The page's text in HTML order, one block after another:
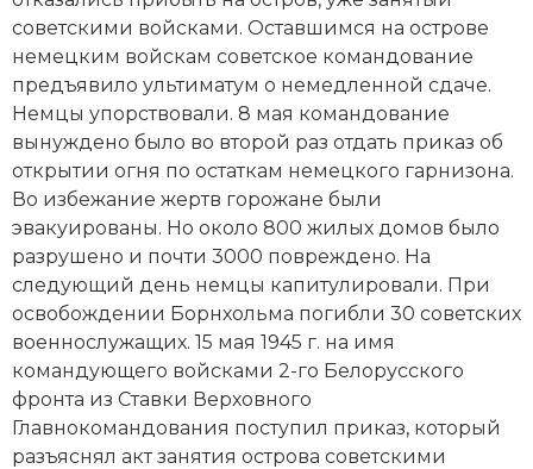
советскими войсками. Оставшимся на острове
немецким войскам советское командование
предъявило ультиматум о немедленной сдаче.
Немцы упорствовали. 8 мая командование
вынуждено было во второй раз отдать приказ об
открытии огня по остаткам немецкого гарнизона.
Во избежание жертв горожане были
эвакуированы. Но около 800 жилых домов было
разрушено и почти 3000 повреждено. На
следующий день немцы капитулировали. При
освобождении Борнхольма погибли 30 советских
военнослужащих. 15 мая 1945 г. на имя
командующего войсками 2-го Белорусского
фронта из Ставки Верховного
Главнокомандования поступил приказ, который
разъяснял акт занятия острова советскими